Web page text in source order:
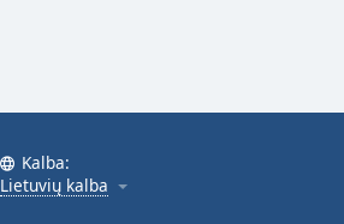
Kalba:
Lietuvių kalba